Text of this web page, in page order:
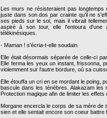
Les murs ne résisteraient pas
juste dans son dos par crainte qu'il ne
ses pieds sur le sol, mais il vibrait
aspiré à son tour, elle l'entoura
télékinésiques.
- Maman ! s'écria-t-elle soudain.
Elle était désormais séparée de celle-ci
Elle ferma les yeux un instant, frissonna,
violemment sur l'autre bordure, où sa
Elle étouffa un cri en se mordant le poing,
bascule dans les ténèbres. Alakazam les
Protection magique afin de limiter les
Morgane encercla le corps de sa mère de
sien et elle sentait encore son coeur